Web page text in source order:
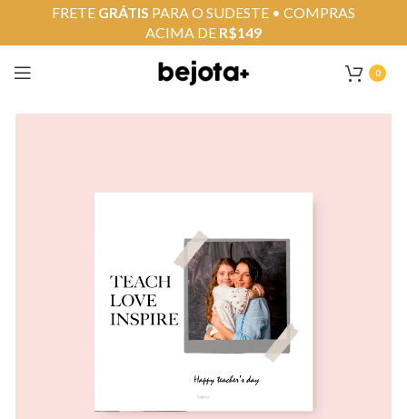
0
FRETE GRÁTIS PARA O SUDESTE • COMPRAS
ACIMA DE R$149